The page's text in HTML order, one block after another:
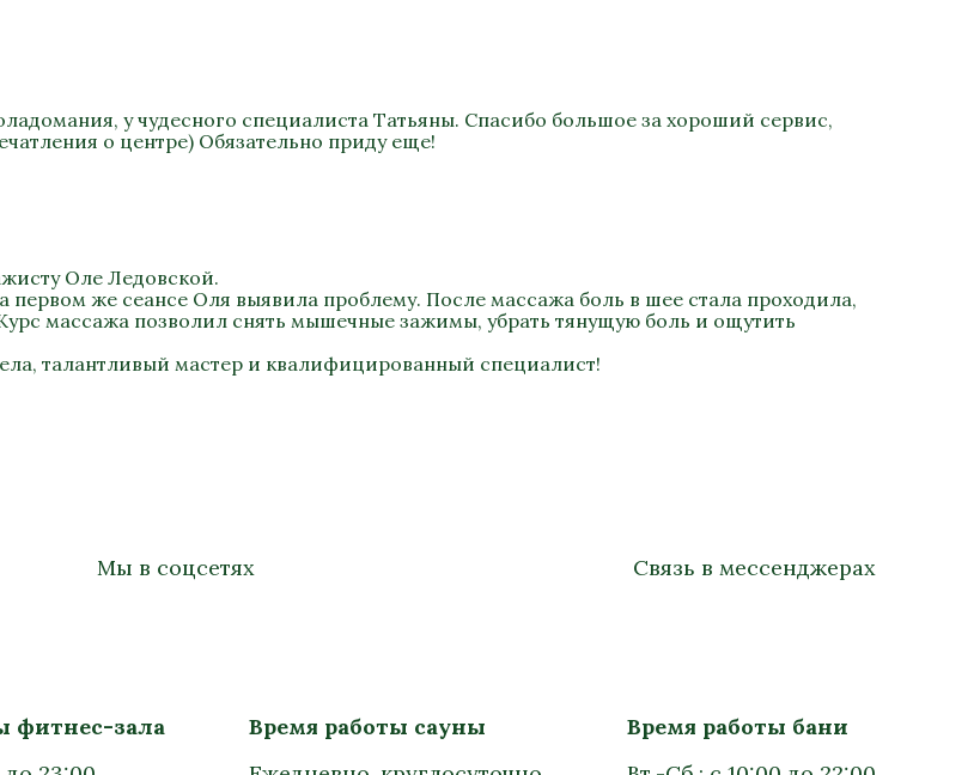
у чудесного специалиста Татьяны. Спасибо большое за хороший сервис,
о центре) Обязательно приду еще!
Оле Ледовской.
же сеансе Оля выявила проблему. После массажа боль в шее стала проходила,
массажа позволил снять мышечные зажимы, убрать тянущую боль и ощутить
талантливый мастер и квалифицированный специалист!
Мы в соцсетях Связь в мессенджерах
фитнес-зала
Время работы сауны
Время работы бани